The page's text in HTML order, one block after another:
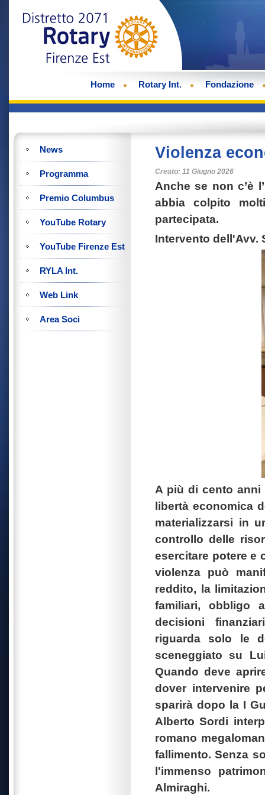
Home Rotary Int. Fondazione
News
Programma
Premio Columbus
YouTube Rotary
YouTube Firenze Est
RYLA Int.
Web Link
Area Soci
Violenza
Creato: 11 Giugno 2026
Anche se non c’è
abbia colpito
partecipata.
Intervento dell'Avv.
A più di cento anni
libertà economica
materializzarsi in
controllo delle
esercitare potere e
violenza può
reddito, la
familiari, obbligo
decisioni
riguarda solo le
sceneggiato su
Quando deve
dover intervenire
sparirà dopo la I
Alberto Sordi
romano
fallimento. Senza
l'immenso
Almiraghi.